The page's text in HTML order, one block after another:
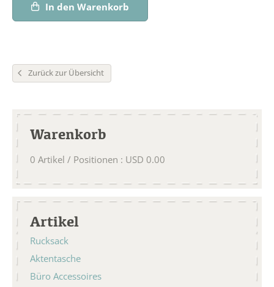
In den Warenkorb
Zurück zur Übersicht
Warenkorb
0 Artikel / Positionen : USD 0.00
Artikel
Rucksack
Aktentasche
Büro Accessoires